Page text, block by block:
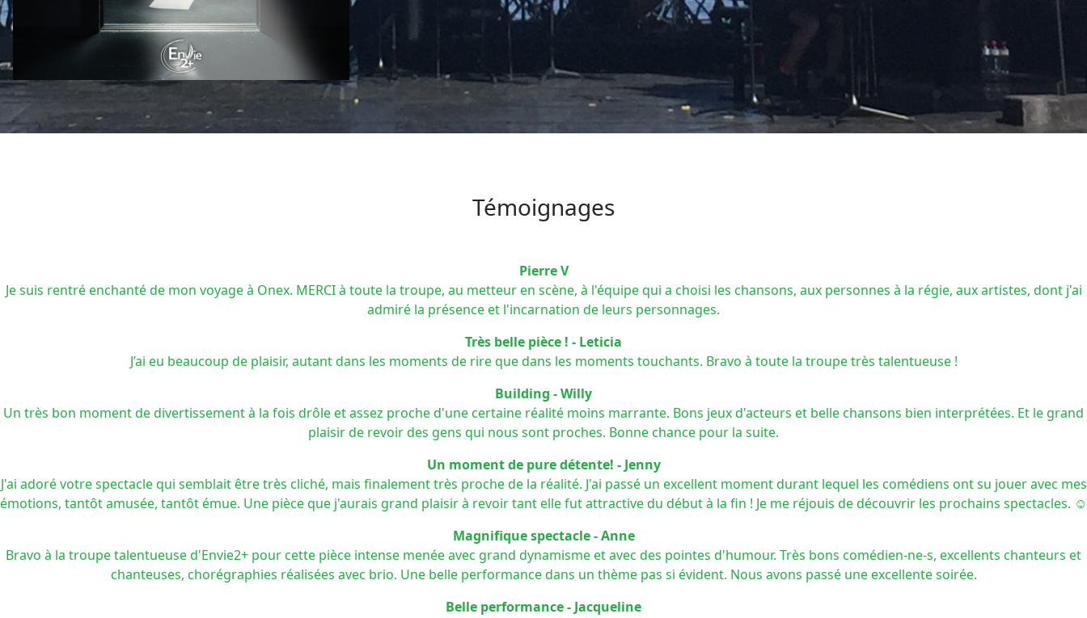
Témoignages
Pierre V
Je suis rentré enchanté de mon voyage à Onex. MERCI à toute la troupe, au metteur en scène, à l'équipe qui a choisi les chansons, aux personnes à la régie, aux artistes, dont j'ai
admiré la présence et l'incarnation de leurs personnages.
Très belle pièce ! - Leticia
J’ai eu beaucoup de plaisir, autant dans les moments de rire que dans les moments touchants. Bravo à toute la troupe très talentueuse !
Building - Willy
Un très bon moment de divertissement à la fois drôle et assez proche d'une certaine réalité moins marrante. Bons jeux d'acteurs et belle chansons bien interprétées. Et le grand
plaisir de revoir des gens qui nous sont proches. Bonne chance pour la suite.
Un moment de pure détente! - Jenny
J'ai adoré votre spectacle qui semblait être très cliché, mais finalement très proche de la réalité. J'ai passé un excellent moment durant lequel les comédiens ont su jouer avec mes
émotions, tantôt amusée, tantôt émue. Une pièce que j'aurais grand plaisir à revoir tant elle fut attractive du début à la fin ! Je me réjouis de découvrir les prochains spectacles. ☺️
Magnifique spectacle - Anne
Bravo à la troupe talentueuse d'Envie2+ pour cette pièce intense menée avec grand dynamisme et avec des pointes d'humour. Très bons comédien-ne-s, excellents chanteurs et
chanteuses, chorégraphies réalisées avec brio. Une belle performance dans un thème pas si évident. Nous avons passé une excellente soirée.
Belle performance - Jacqueline